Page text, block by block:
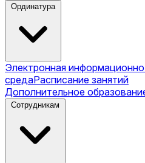
Ординатура
Электронная
средаРасписание занятий
Дополнительное
Сотрудникам